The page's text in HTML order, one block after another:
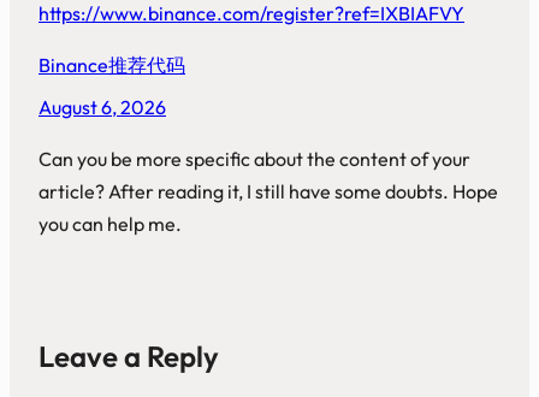
https://www.binance.com/register?ref=IXBIAFVY
Binance推荐代码
August 6, 2026
Can you be more specific about the content of your
article? After reading it, I still have some doubts. Hope
you can help me.
Leave a Reply